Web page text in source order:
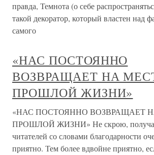
правда, Темнота (о себе
такой декоратор, который властен над
самого
«НАС ПОСТОЯННО
ВОЗВРАЩАЕТ НА
ПРОШЛОЙ ЖИЗНИ»
«НАС ПОСТОЯННО ВОЗВРАЩАЕТ
ПРОШЛОЙ ЖИЗНИ» Не скрою,
читателей со словами благодарности
приятно. Тем более вдвойне приятно,